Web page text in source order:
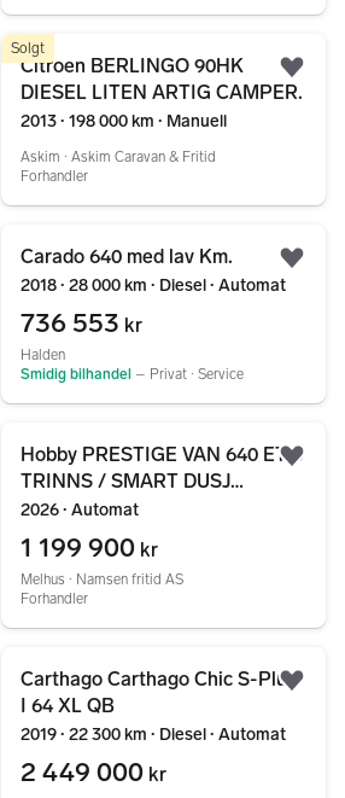
Solgt
Citroen BERLINGO 90HK
DIESEL LITEN ARTIG CAMPER.
2013 ∙ 198 000 km ∙ Manuell
Askim ∙ Askim Caravan & Fritid
Forhandler
Gå til annonsen
Carado 640 med lav Km.
2018 ∙ 28 000 km ∙ Diesel ∙ Automat
736 553 kr
Halden
Smidig bilhandel – Privat ∙ Service
Hobby PRESTIGE VAN 640 ET 8
TRINNS / SMART DUSJ
LØSNING/ LANGS GÅENDE
SENGER !!
2026 ∙ Automat
1 199 900 kr
Melhus ∙ Namsen fritid AS
Forhandler
Carthago Carthago Chic S-Plus
I 64 XL QB
2019 ∙ 22 300 km ∙ Diesel ∙ Automat
2 449 000 kr